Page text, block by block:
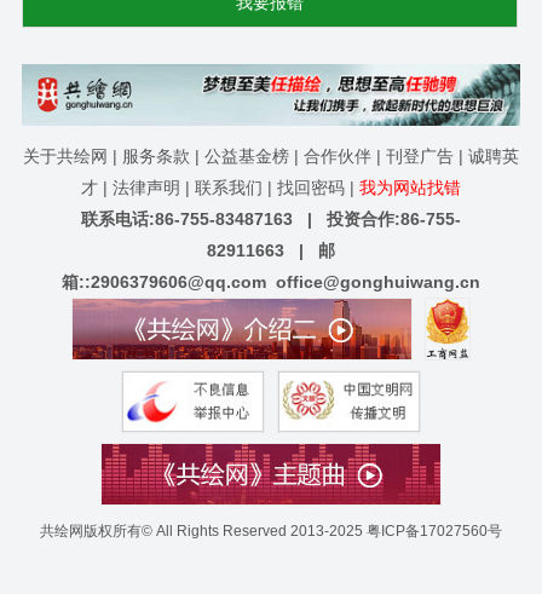
关于共绘网 | 服务条款 | 公益基金榜 | 合作伙伴 | 刊登广告 | 诚聘英
才 | 法律声明 | 联系我们 | 找回密码 | 我为网站找错
联系电话:86-755-83487163 | 投资合作:86-755-
82911663 | 邮
箱::2906379606@qq.com office@gonghuiwang.cn
共绘网版权所有© All Rights Reserved 2013-2025 粤ICP备17027560号